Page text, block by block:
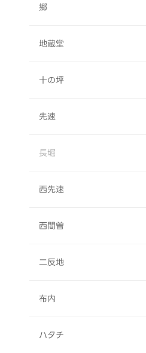
郷
地蔵堂
十の坪
先速
長堀
西先速
西間曽
二反地
布内
ハタチ